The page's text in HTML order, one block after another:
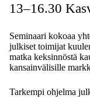
13–16.30
Seminaari kokoaa
julkiset toimijat
matka keksinnöstä
kansainvälisille
Tarkempi ohjelma